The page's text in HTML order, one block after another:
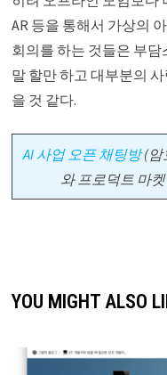
AR 등을 통해서 가상의
회의를 하는 것들은 부
말 할만 하고 대부분의
을 것 같다.
AI 사업 오픈 채팅방(암
와 프로덕트 마
YOU MIGHT ALSO